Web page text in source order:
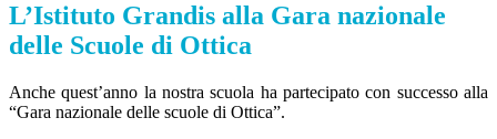
L’Istituto Grandis alla Gara nazionale
delle Scuole di Ottica
Anche quest’anno la nostra scuola ha partecipato con successo alla
“Gara nazionale delle scuole di Ottica”.